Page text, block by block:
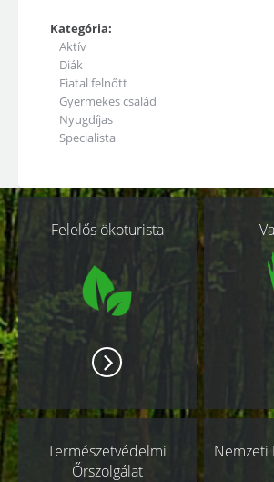
Kategória:
Aktív
Diák
Fiatal felnőtt
Gyermekes család
Nyugdíjas
Specialista
Kapcsolódó
oldalakFelelős ökoturista
Természetvédelmi
Őrszolgálat
Nemzeti